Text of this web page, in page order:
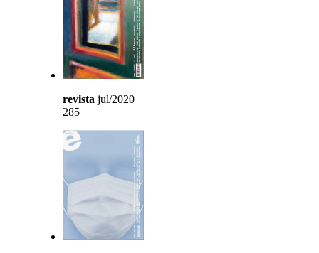
revista jul/2020
285